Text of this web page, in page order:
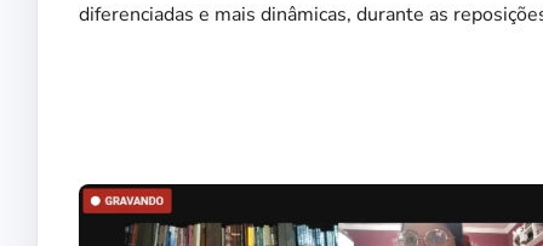
diferenciadas e mais dinâmicas, durante as